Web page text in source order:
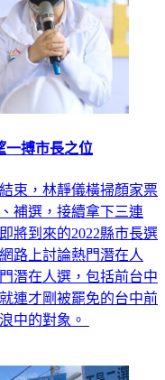
一搏市長之位
束，林靜儀橫掃顏家票
補選，接續拿下三連
將到來的2022縣市長選
路上討論熱門潛在人
潛在人選，包括前台中
連才剛被罷免的台中前
中的對象。